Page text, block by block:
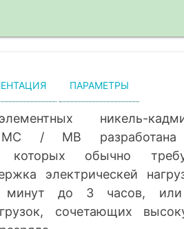
ПАРАМЕТРЫ
никель-
MC / MB
обычно
электрическей
минут до 3 часов,
сочетающих